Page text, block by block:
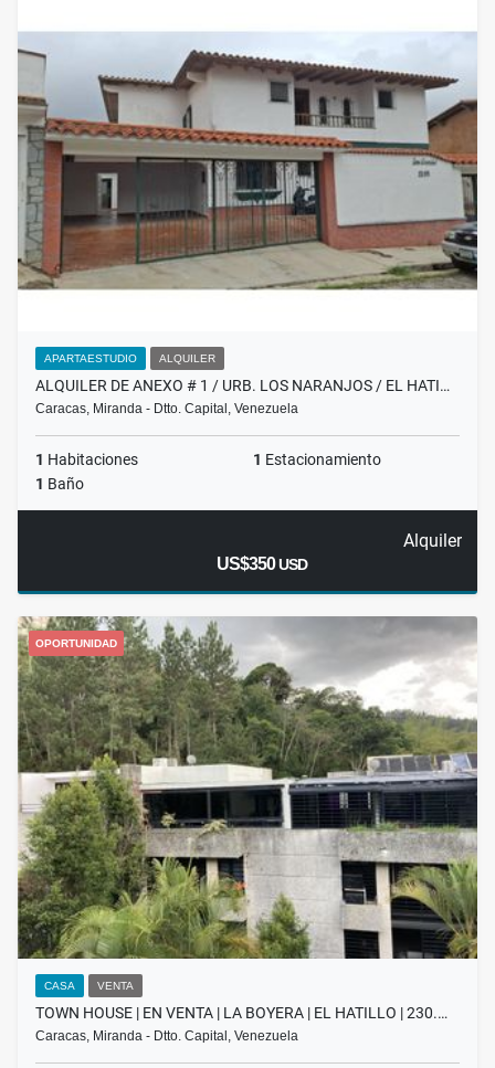
APARTAESTUDIO ALQUILER
ALQUILER DE ANEXO # 1 / URB. LOS NARANJOS / EL HATI…
Caracas, Miranda - Dtto. Capital, Venezuela
1 Habitaciones 1 Estacionamiento
1 Baño
Alquiler
US$350USD
OPORTUNIDAD
CASA VENTA
TOWN HOUSE | EN VENTA | LA BOYERA | EL HATILLO | 230.…
Caracas, Miranda - Dtto. Capital, Venezuela